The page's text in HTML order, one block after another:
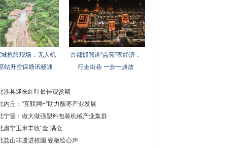
抢险现场：无人机
站升空保通讯畅通
古都邯郸道“点亮”夜经济：
行走街巷 一步一典故
涉县迎来红叶最佳观赏期
内丘：“互联网+”助力酸枣产业发展
宁晋：做大做强塑料包装机械产业集群
肃宁玉米丰收“金”满仓
盐山非遗进校园 瓷板绘心声